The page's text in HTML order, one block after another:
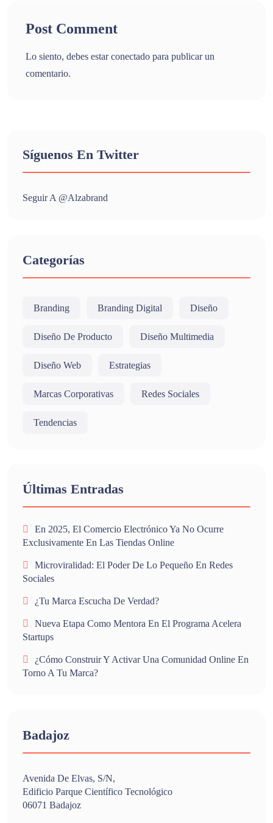
Post Comment
Lo siento, debes estarconectado para publicar un
comentario.
Síguenos En Twitter
Seguir A @alzabrand
Categorías
Branding Branding Digital Diseño
Diseño De Producto Diseño Multimedia
Diseño Web Estrategias
Marcas Corporativas Redes Sociales
Tendencias
Últimas Entradas
En 2025, El Comercio Electrónico Ya No Ocurre
Exclusivamente En Las Tiendas Online
Microviralidad: El Poder De Lo Pequeño En Redes
Sociales
¿Tu Marca Escucha De Verdad?
Nueva Etapa Como Mentora En El Programa Acelera
Startups
¿Cómo Construir Y Activar Una Comunidad Online En
Torno A Tu Marca?
Badajoz
Avenida De Elvas, S/n,
Edificio Parque Científico Tecnológico
06071 Badajoz